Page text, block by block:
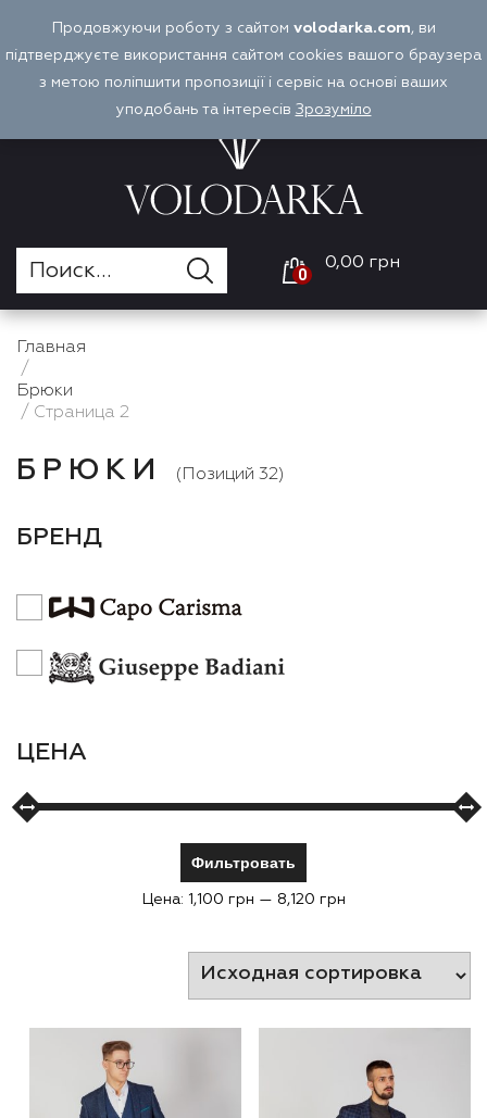
содержимому
RU
Войти
Оплата и доставка
0
0,00 грн
Главная
/
Брюки
/ Страница 2
БРЮКИ (Позиций 32)
БРЕНД
ЦЕНА
Фильтровать
Цена: 1,100 грн — 8,120 грн
Продовжуючи роботу з сайтом volodarka.com, ви
підтверджуєте використання сайтом cookies вашого браузера
з метою поліпшити пропозиції і сервіс на основі ваших
уподобань та інтересів Зрозуміло